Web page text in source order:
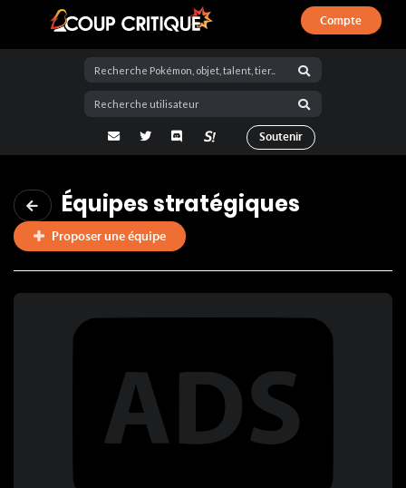
Coup Critique
Compte
adresse email
Twitter Discord La Salty Room sur Pokémon
Soutenir
Équipes stratégiques
Proposer une équipe